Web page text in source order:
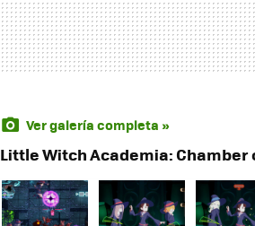
Ver galería completa »
Little Witch Academia: Chamber